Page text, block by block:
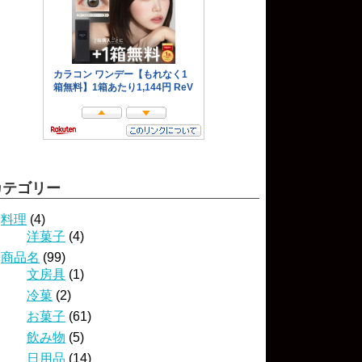
ゴリー
料理 (4)
洋菓子 (4)
商品名 (99)
文房具 (1)
冷菓 (2)
お菓子 (61)
飲み物 (5)
日用品 (14)